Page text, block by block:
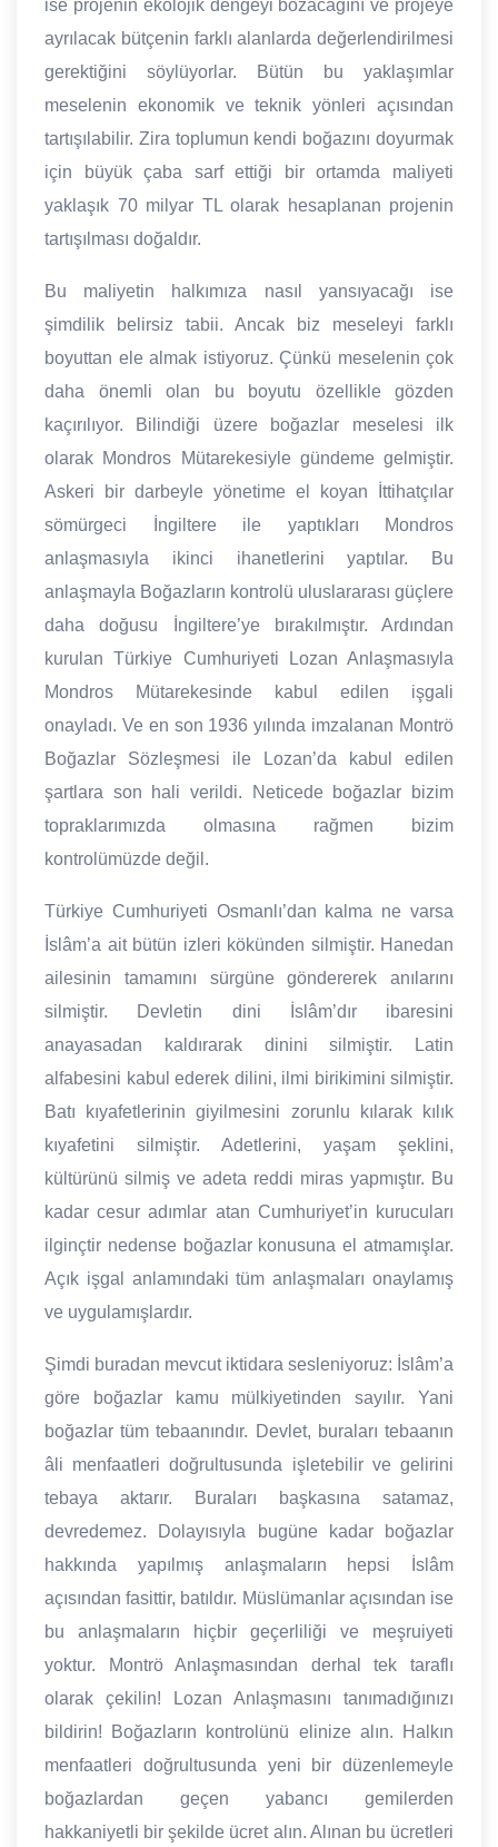
ise projenin ekolojik dengeyi bozacağını ve projeye
ayrılacak bütçenin farklı alanlarda değerlendirilmesi
gerektiğini söylüyorlar. Bütün bu yaklaşımlar
meselenin ekonomik ve teknik yönleri açısından
tartışılabilir. Zira toplumun kendi boğazını doyurmak
için büyük çaba sarf ettiği bir ortamda maliyeti
yaklaşık 70 milyar TL olarak hesaplanan projenin
tartışılması doğaldır.
Bu maliyetin halkımıza nasıl yansıyacağı ise
şimdilik belirsiz tabii. Ancak biz meseleyi farklı
boyuttan ele almak istiyoruz. Çünkü meselenin çok
daha önemli olan bu boyutu özellikle gözden
kaçırılıyor. Bilindiği üzere boğazlar meselesi ilk
olarak Mondros Mütarekesiyle gündeme gelmiştir.
Askeri bir darbeyle yönetime el koyan İttihatçılar
sömürgeci İngiltere ile yaptıkları Mondros
anlaşmasıyla ikinci ihanetlerini yaptılar. Bu
anlaşmayla Boğazların kontrolü uluslararası güçlere
daha doğusu İngiltere’ye bırakılmıştır. Ardından
kurulan Türkiye Cumhuriyeti Lozan Anlaşmasıyla
Mondros Mütarekesinde kabul edilen işgali
onayladı. Ve en son 1936 yılında imzalanan Montrö
Boğazlar Sözleşmesi ile Lozan’da kabul edilen
şartlara son hali verildi. Neticede boğazlar bizim
topraklarımızda olmasına rağmen bizim
kontrolümüzde değil.
Türkiye Cumhuriyeti Osmanlı’dan kalma ne varsa
İslâm’a ait bütün izleri kökünden silmiştir. Hanedan
ailesinin tamamını sürgüne göndererek anılarını
silmiştir. Devletin dini İslâm’dır ibaresini
anayasadan kaldırarak dinini silmiştir. Latin
alfabesini kabul ederek dilini, ilmi birikimini silmiştir.
Batı kıyafetlerinin giyilmesini zorunlu kılarak kılık
kıyafetini silmiştir. Adetlerini, yaşam şeklini,
kültürünü silmiş ve adeta reddi miras yapmıştır. Bu
kadar cesur adımlar atan Cumhuriyet’in kurucuları
ilginçtir nedense boğazlar konusuna el atmamışlar.
Açık işgal anlamındaki tüm anlaşmaları onaylamış
ve uygulamışlardır.
Şimdi buradan mevcut iktidara sesleniyoruz: İslâm’a
göre boğazlar kamu mülkiyetinden sayılır. Yani
boğazlar tüm tebaanındır. Devlet, buraları tebaanın
âli menfaatleri doğrultusunda işletebilir ve gelirini
tebaya aktarır. Buraları başkasına satamaz,
devredemez. Dolayısıyla bugüne kadar boğazlar
hakkında yapılmış anlaşmaların hepsi İslâm
açısından fasittir, batıldır. Müslümanlar açısından ise
bu anlaşmaların hiçbir geçerliliği ve meşruiyeti
yoktur. Montrö Anlaşmasından derhal tek taraflı
olarak çekilin! Lozan Anlaşmasını tanımadığınızı
bildirin! Boğazların kontrolünü elinize alın. Halkın
menfaatleri doğrultusunda yeni bir düzenlemeyle
boğazlardan geçen yabancı gemilerden
hakkaniyetli bir şekilde ücret alın. Alınan bu ücretleri